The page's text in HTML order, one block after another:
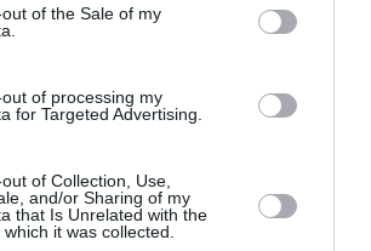
of the Sale of my
of processing my
for Targeted Advertising.
of Collection, Use,
and/or Sharing of my
that Is Unrelated with the
it was collected.
:
12 janvier 2017 - 13 h 07
ou gauche la compagnie sera
d escale c un peu bcp non ?